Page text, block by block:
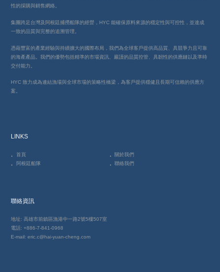
性的採購與銷售網絡。
集團跨足台灣及阿根廷捕撈船隊的經營，HYC 能確保原料來源的穩定性與可控性，並達成
一致的品質與完整的追溯管理。
憑藉豐富的產業經驗與持續擴大的國際布局，我們為全球客戶提供高品質、具競爭力且可靠
的海產產品。我們的優勢包括精準的市場資訊、嚴謹的品質控管、具韌性的供應鏈以及準時
交付能力。
HYC 致力成為連結漁場與全球市場的策略性橋梁，為客戶提供穩健且長期可信賴的供應方
案。
LINKS
首頁
關於我們
阿根廷船隊
聯絡我們
聯絡資訊
地址: 高雄市前鎮區漁港中一路2號5樓507室
電話: +886-7-841-0968
E-mail: eric.c@hai-yuan-cheng.com